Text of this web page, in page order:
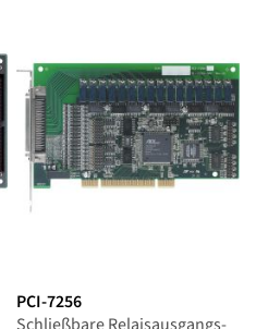
PCI-7256
Schließbare Relaisausgangs-